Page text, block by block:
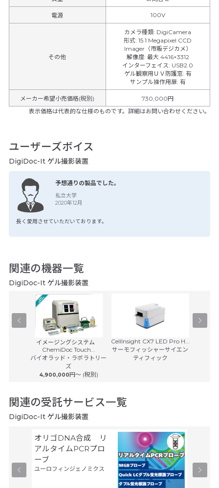
電源 100V
その他
カメラ種類: DigiCamera
形式:15.1 Megapixel CCD
Imager（市販デジカメ）
解像度: 最大 4416×3312
インターフェイス: USB2.0
ゲル観察用ＵＶ防護窓: 有
サンプル操作用扉: 有
メーカー希望小売価格(税別)
730,000円
表示価格は代表的な仕様のものです。詳細はお問い合わせください。
ユーザーズボイス
DigiDoc-It ゲル撮影装置
予想通りの製品でした。
長く愛用させていただいております。
私立大学
2020年12月
関連の機器一覧
DigiDoc-It ゲル撮影装置
イメージングシステム
ChemiDoc Touch...
バイオラッド・ラボラトリー
ズ
4,900,000円〜 (税別)
CellInsight CX7 LED Pro H...
サーモフィッシャーサイエン
ティフィック
関連の受託サービス一覧
DigiDoc-It ゲル撮影装置
オリゴDNA合成 リ
アルタイムPCRプロ
ーブ
ユーロフィンジェノミクス ユーロ